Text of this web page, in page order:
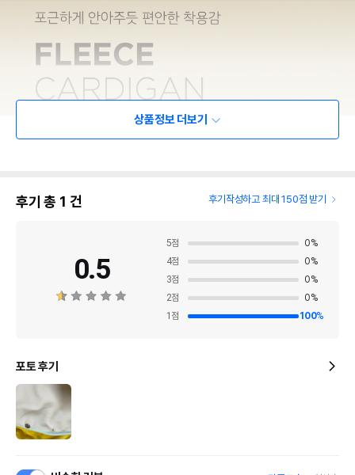
상품정보 더보기
후기 총 1 건 후기작성하고 최대 150점 받기
0.5
5점 0%
4점 0%
3점 0%
2점 0%
1 점 100%
포토 후기